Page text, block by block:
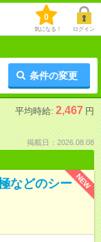
0
気になる！ ログイン
条件の変更
平均時給: 2,467 円
掲載日：2026.08.08
NEW
などのシー